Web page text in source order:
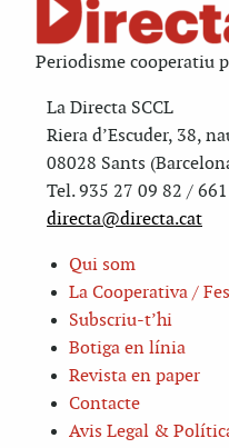
Periodisme cooperatiu
La Directa SCCL
Riera d’Escuder, 38,
08028 Sants
Tel. 935 27 09 82 /
directa@directa.cat
Qui som
La Cooperativa /
Subscriu-t’hi
Botiga en línia
Revista en paper
Contacte
Avis Legal &